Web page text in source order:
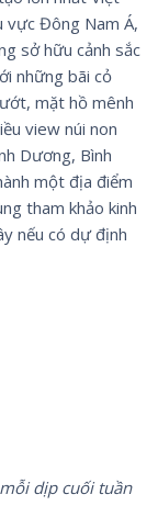
vực Đông Nam Á,
sở hữu cảnh sắc
những bãi cỏ
mặt hồ mênh
view núi non
Dương, Bình
một địa điểm
tham khảo kinh
nếu có dự định
dịp cuối tuần